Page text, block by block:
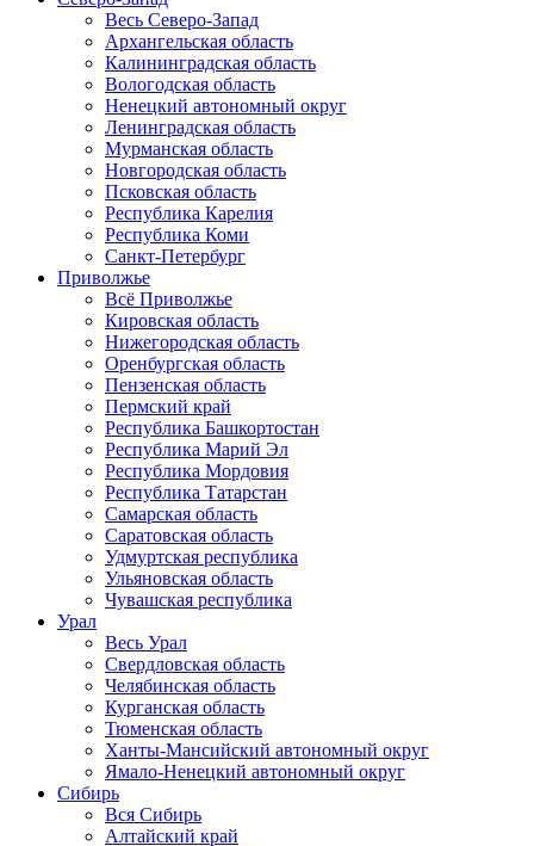
Весь Северо-Запад
Архангельская область
Калининградская область
Вологодская область
Ненецкий автономный округ
Ленинградская область
Мурманская область
Новгородская область
Псковская область
Республика Карелия
Республика Коми
Санкт-Петербург
Приволжье
Всё Приволжье
Кировская область
Нижегородская область
Оренбургская область
Пензенская область
Пермский край
Республика Башкортостан
Республика Марий Эл
Республика Мордовия
Республика Татарстан
Самарская область
Саратовская область
Удмуртская республика
Ульяновская область
Чувашская республика
Урал
Весь Урал
Свердловская область
Челябинская область
Курганская область
Тюменская область
Ханты-Мансийский автономный округ
Ямало-Ненецкий автономный округ
Сибирь
Вся Сибирь
Алтайский край